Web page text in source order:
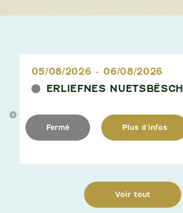
ERLIEFNES NUETSBËSCH
05/08/2026 - 06/08/2026
Fermé Plus d'infos
Voir tout